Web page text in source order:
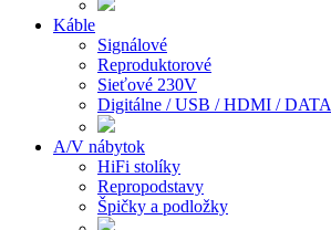
Káble
Signálové
Reproduktorové
Sieťové 230V
Digitálne / USB / HDMI / DATA
A/V nábytok
HiFi stolíky
Repropodstavy
Špičky a podložky